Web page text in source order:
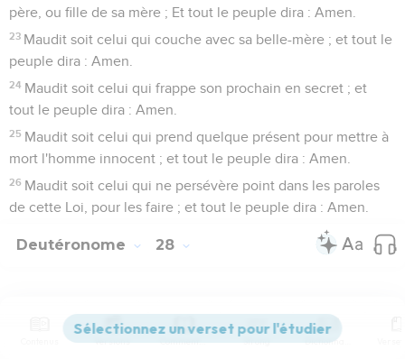
père, ou fille de sa mère ; Et tout le peuple dira : Amen.
23 Maudit soit celui qui couche avec sa belle-mère ; et tout le
peuple dira : Amen.
24 Maudit soit celui qui frappe son prochain en secret ; et
tout le peuple dira : Amen.
25 Maudit soit celui qui prend quelque présent pour mettre à
mort l'homme innocent ; et tout le peuple dira : Amen.
26 Maudit soit celui qui ne persévère point dans les paroles
de cette Loi, pour les faire ; et tout le peuple dira : Amen.
Deutéronome 28
Seuls les Évangiles sont disponibles en vidéo pour le moment.
Versions Commentaires Strong